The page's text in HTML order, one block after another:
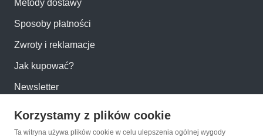
Metody dostawy
Sposoby płatności
Zwroty i reklamacje
Jak kupować?
Newsletter
Konto
Korzystamy z plików cookie
Ta witryna używa plików cookie w celu ulepszenia ogólnej wygody